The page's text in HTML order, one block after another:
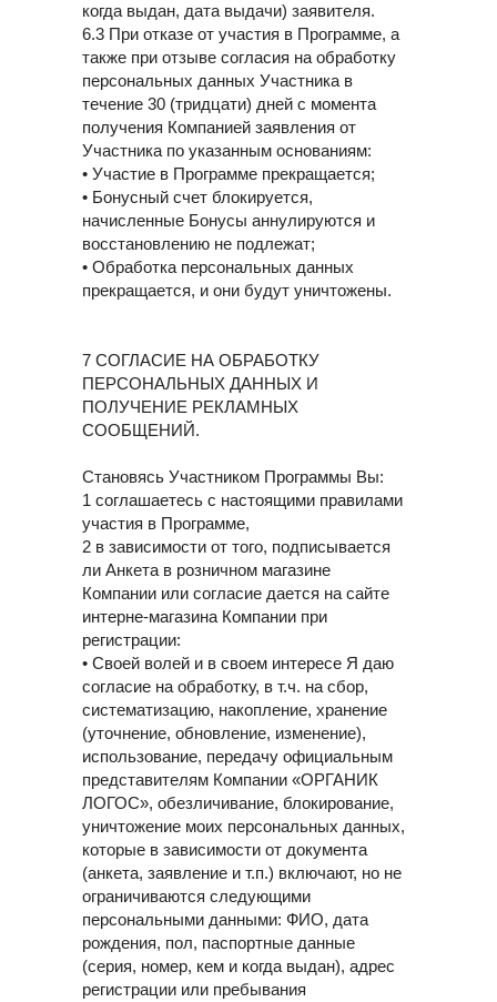
когда выдан, дата выдачи) заявителя.
6.3 При отказе от участия в Программе, а
также при отзыве согласия на обработку
персональных данных Участника в
течение 30 (тридцати) дней с момента
получения Компанией заявления от
Участника по указанным основаниям:
• Участие в Программе прекращается;
• Бонусный счет блокируется,
начисленные Бонусы аннулируются и
восстановлению не подлежат;
• Обработка персональных данных
прекращается, и они будут уничтожены.
7 СОГЛАСИЕ НА ОБРАБОТКУ
ПЕРСОНАЛЬНЫХ ДАННЫХ И
ПОЛУЧЕНИЕ РЕКЛАМНЫХ
СООБЩЕНИЙ.
Становясь Участником Программы Вы:
1 соглашаетесь с настоящими правилами
участия в Программе,
2 в зависимости от того, подписывается
ли Анкета в розничном магазине
Компании или согласие дается на сайте
интерне-магазина Компании при
регистрации:
• Своей волей и в своем интересе Я даю
согласие на обработку, в т.ч. на сбор,
систематизацию, накопление, хранение
(уточнение, обновление, изменение),
использование, передачу официальным
представителям Компании «ОРГАНИК
ЛОГОС», обезличивание, блокирование,
уничтожение моих персональных данных,
которые в зависимости от документа
(анкета, заявление и т.п.) включают, но не
ограничиваются следующими
персональными данными: ФИО, дата
рождения, пол, паспортные данные
(серия, номер, кем и когда выдан), адрес
регистрации или пребывания